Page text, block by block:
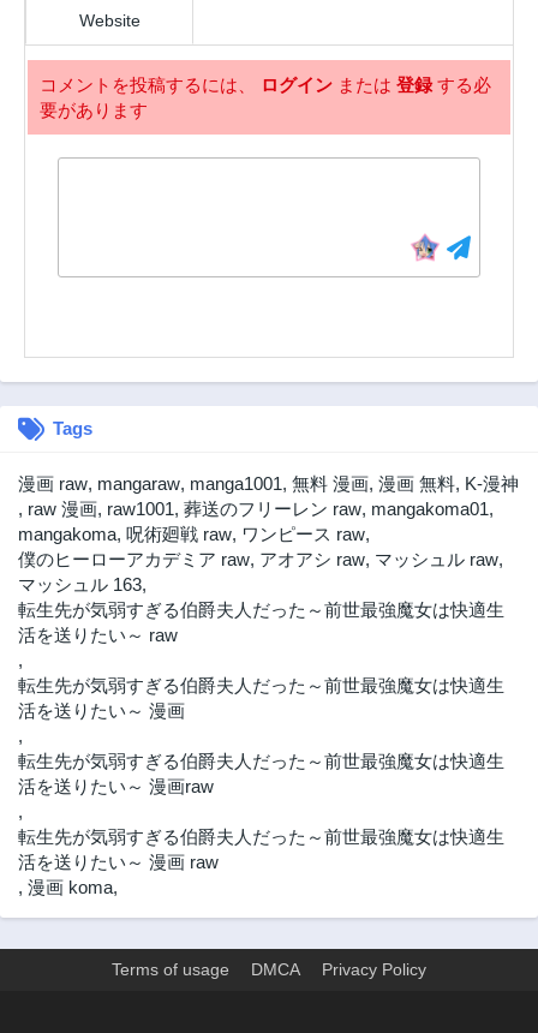
Website
コメントを投稿するには、 ログイン または 登録する必
要があります
Tags
漫画 raw, mangaraw, manga1001, 無料 漫画, 漫画 無料, K-漫神
, raw 漫画, raw1001, 葬送のフリーレン raw, mangakoma01,
mangakoma, 呪術廻戦 raw, ワンピース raw,
僕のヒーローアカデミア raw, アオアシ raw, マッシュル raw,
マッシュル 163,
転生先が気弱すぎる伯爵夫人だった～前世最強魔女は快適生
活を送りたい～ raw
,
転生先が気弱すぎる伯爵夫人だった～前世最強魔女は快適生
活を送りたい～ 漫画
,
転生先が気弱すぎる伯爵夫人だった～前世最強魔女は快適生
活を送りたい～ 漫画raw
,
転生先が気弱すぎる伯爵夫人だった～前世最強魔女は快適生
活を送りたい～ 漫画 raw
, 漫画 koma,
Terms of usage DMCA Privacy Policy